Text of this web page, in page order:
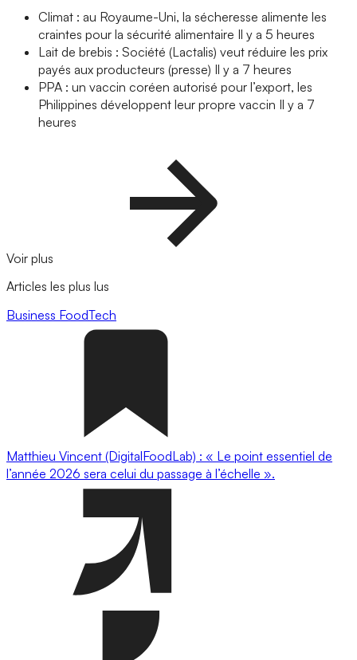
Climat : au Royaume-Uni, la sécheresse alimente les
craintes pour la sécurité alimentaire Il y a 5 heures
Lait de brebis : Société (Lactalis) veut réduire les prix
payés aux producteurs (presse) Il y a 7 heures
PPA : un vaccin coréen autorisé pour l’export, les
Philippines développent leur propre vaccin Il y a 7
heures
Voir plus
Articles les plus lus
Business FoodTech
Matthieu Vincent (DigitalFoodLab) : « Le point essentiel de
l’année 2026 sera celui du passage à l’échelle ».